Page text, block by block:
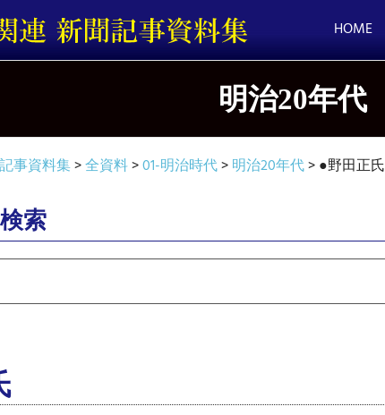
HOME
明治20年代
事資料集>全資料>01-明治時代>明治20年代>●野田正氏
索